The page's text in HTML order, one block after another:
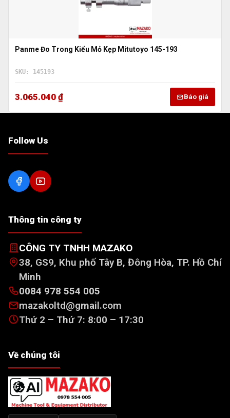
Panme Đo Trong Kiểu Mỏ Kẹp Mitutoyo 145-193
SKU: 145193
3.065.040 ₫ Báo giá
Follow Us
Thông tin công ty
CÔNG TY TNHH MAZAKO
38, GS9, Khu phố Tây B, Đông Hòa, TP. Hồ Chí
Minh
0084 978 554 005
mazakoltd@gmail.com
Thứ 2 – Thứ 7: 8:00 – 17:30
Về chúng tôi